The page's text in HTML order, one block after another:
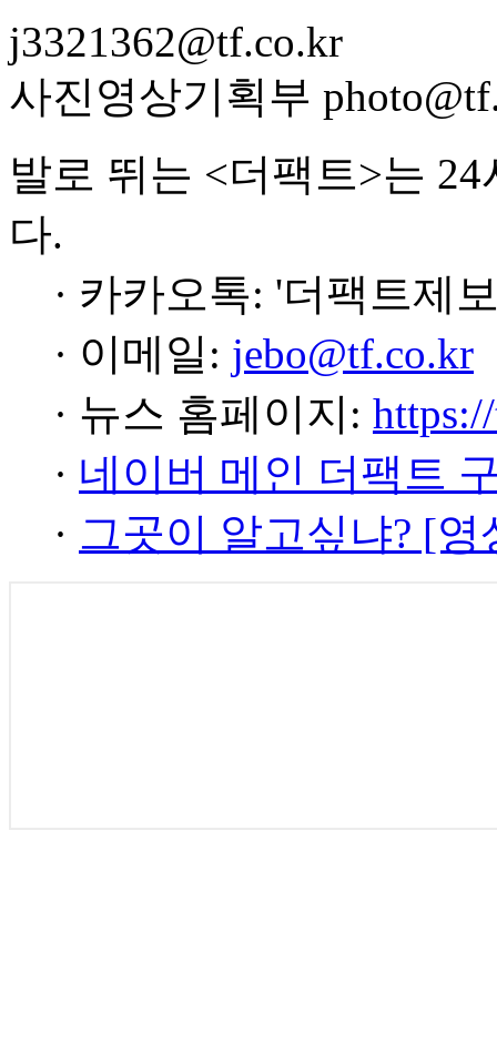
j3321362@tf.co.kr
사진영상기획부
발로 뛰는 <더팩트>는
다.
· 카카오톡: '더팩트제
· 이메일: jebo@tf.co.kr
· 뉴스 홈페이지:
· 네이버 메인 더팩트
· 그곳이 알고싶냐? [